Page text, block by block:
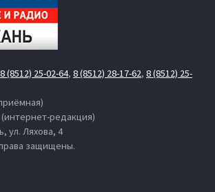
8 (8512) 25-02-64, 8 (8512) 28-17-62, 8 (8512) 25-
(интернет-редакция)
ул. Ляхова, 4
защищены.